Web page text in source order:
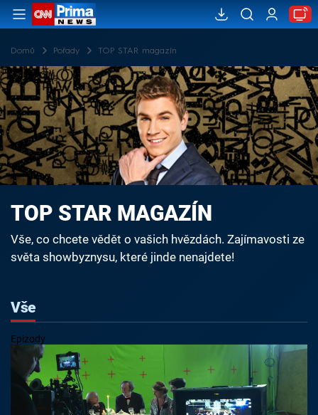
Domů Pořady TOP STAR magazín
TOP STAR MAGAZÍN
Vše, co chcete vědět o vašich hvězdách. Zajímavosti ze
světa showbyznysu, které jinde nenajdete!
Vše
Epizody